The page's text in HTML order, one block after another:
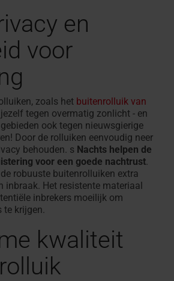
en
voor
zoals het buitenrolluik van
tegen overmatig zonlicht - en
ook tegen nieuwsgierige
Door de rolluiken eenvoudig neer
behouden. s Nachts helpen de
voor een goede nachtrust.
robuuste buitenrolluiken extra
inbraak. Het resistente materiaal
inbrekers moeilijk om
te krijgen.
kwaliteit